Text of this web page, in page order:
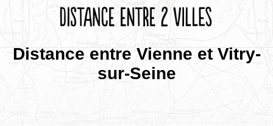
Distance entre Vienne et Vitry-
sur-Seine